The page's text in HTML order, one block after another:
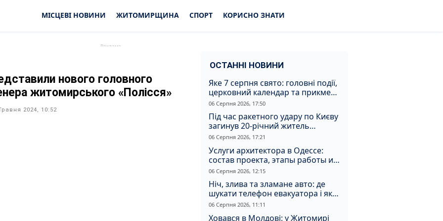
МІСЦЕВІ НОВИНИ ЖИТОМИРЩИНА СПОРТ КОРИСНО ЗНАТИ
нового головного
житомирського «Полісся»
2024, 10:52
ОСТАННІ НОВИНИ
Яке 7 серпня свято: головні події,
церковний календар та прикмети
дня
06 Серпня 2026, 17:50
Під час ракетного удару по Києву
загинув 20-річний житель
Житомирщини
06 Серпня 2026, 17:21
Услуги архитектора в Одессе:
состав проекта, этапы работы и
стоимость
06 Серпня 2026, 12:15
Ніч, злива та зламане авто: де
шукати телефон евакуатора і як
не натрапити на аферистів
06 Серпня 2026, 11:11
Ховався в Молдові: у Житомирі